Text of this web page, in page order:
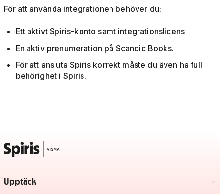
För att använda integrationen behöver du:
Ett aktivt Spiris-konto samt integrationslicens
En aktiv prenumeration på Scandic Books.
För att ansluta Spiris korrekt måste du även ha full
behörighet i Spiris.
Upptäck
– klicka för att expandera lista